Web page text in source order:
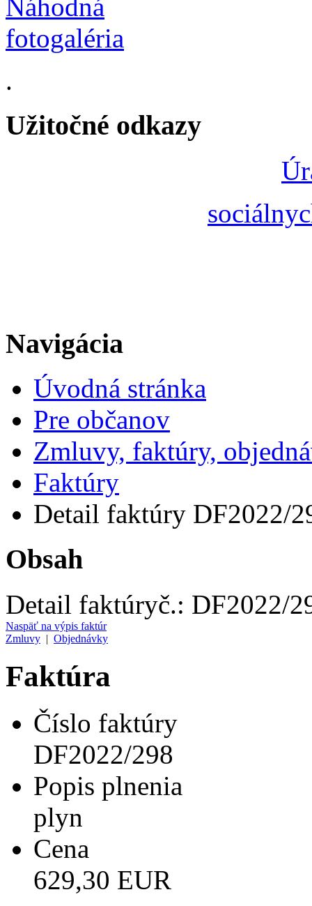
.
Užitočné odkazy
Navigácia
Úvodná stránka
Pre občanov
Zmluvy, faktúry,
Faktúry
Detail faktúry DF2022/
Obsah
Detail faktúryč.: DF2022/
Naspäť na výpis faktúr
Zmluvy | Objednávky
Faktúra
Číslo faktúry
DF2022/298
Popis plnenia
plyn
Cena
629,30 EUR